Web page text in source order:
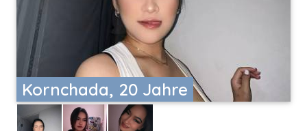
Kornchada, 20 Jahre